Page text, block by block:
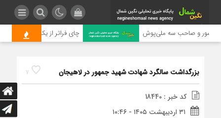
کشور و صاحب سه ملی‌پوش چای فراتر از یک محصول
7 بزرگداشت سالگرد شهادت شهید جمهور در لاهیجان
کد خبر : 18440
۳۱ اردیبهشت ۱۴۰۵ - ۱۰:۴۶